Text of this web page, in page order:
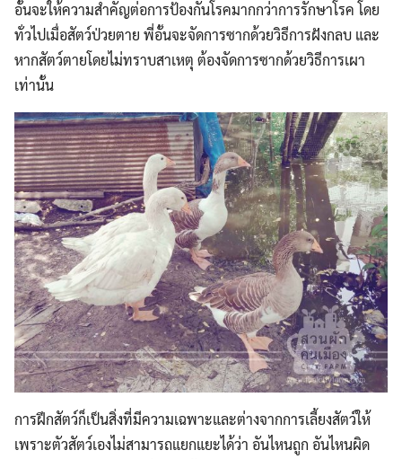
อั้นจะให้ความสำคัญต่อการป้องกันโรคมากกว่าการรักษาโรค โดย
ทั่วไปเมื่อสัตว์ป่วยตาย พี่อั้นจะจัดการซากด้วยวิธีการฝังกลบ และ
หากสัตว์ตายโดยไม่ทราบสาเหตุ ต้องจัดการซากด้วยวิธีการเผา
เท่านั้น
การฝึกสัตว์ก็เป็นสิ่งที่มีความเฉพาะและต่างจากการเลี้ยงสัตว์ให้
เพราะตัวสัตว์เองไม่สามารถแยกแยะได้ว่า อันไหนถูก อันไหนผิด